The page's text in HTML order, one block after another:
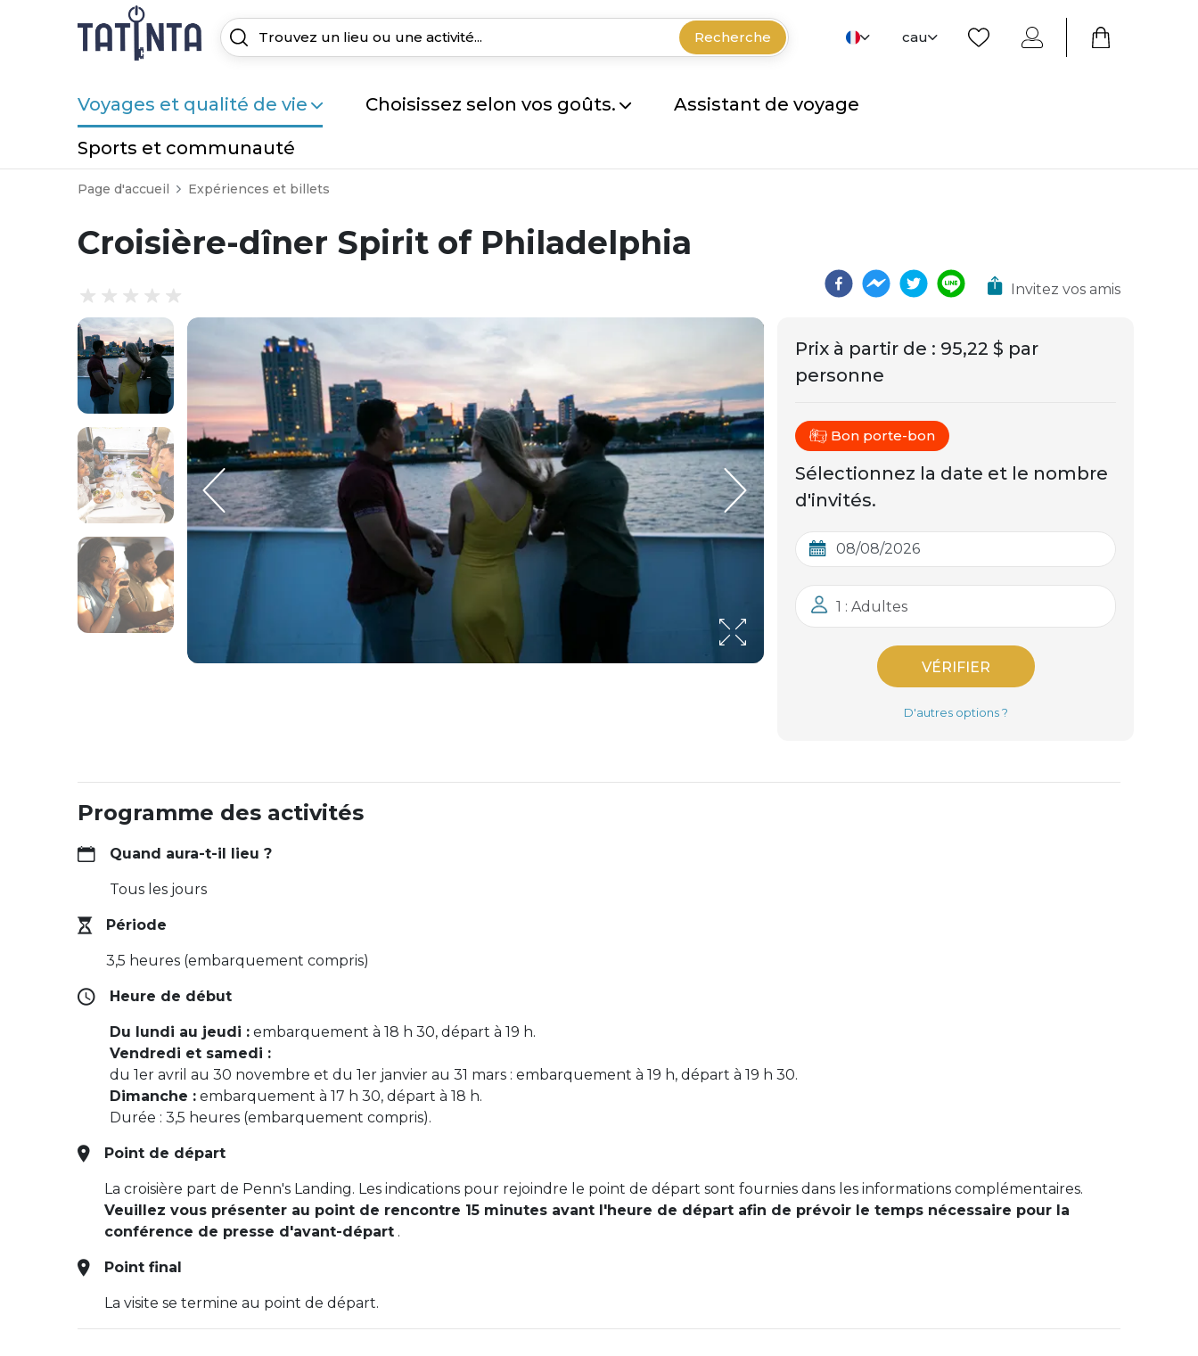
Recherche cau
Voyages et qualité de vie Choisissez selon vos goûts. Assistant de voyage
Sports et communauté
Page d'accueil Expériences et billets
Croisière-dîner Spirit of Philadelphia
Invitez vos amis
Prix ​​à partir de : 95,22 $ par
personne
Bon porte-bon
Sélectionnez la date et le nombre
d'invités.
1 : Adultes
VÉRIFIER
D'autres options ?
Programme des activités
Quand aura-t-il lieu ?
Tous les jours
Période
3,5 heures (embarquement compris)
Heure de début
Du lundi au jeudi : embarquement à 18 h 30, départ à 19 h.
Vendredi et samedi :
du 1er avril au 30 novembre et du 1er janvier au 31 mars : embarquement à 19 h, départ à 19 h 30.
Dimanche : embarquement à 17 h 30, départ à 18 h.
Durée : 3,5 heures (embarquement compris).
Point de départ
La croisière part de Penn's Landing. Les indications pour rejoindre le point de départ sont fournies dans les informations complémentaires.
Veuillez vous présenter au point de rencontre 15 minutes avant l'heure de départ afin de prévoir le temps nécessaire pour la
conférence de presse d'avant-départ .
Point final
La visite se termine au point de départ.